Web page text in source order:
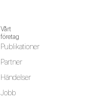
Vårt
företag
Publikationer
Partner
Händelser
Jobb